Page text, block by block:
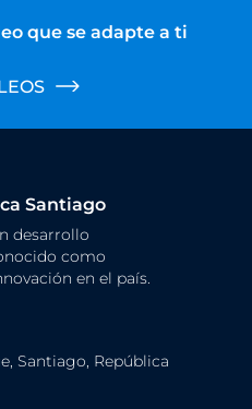
que se adapte a ti
Santiago
desarrollo
como
en el país.
Santiago, República